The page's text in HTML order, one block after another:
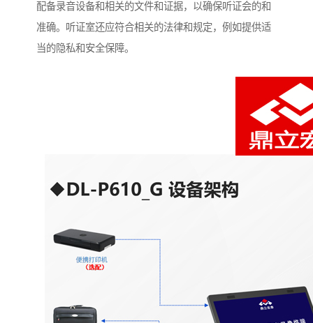
配备录音设备和相关的文件和证据，以确保听证会的和
准确。听证室还应符合相关的法律和规定，例如提供适
当的隐私和安全保障。